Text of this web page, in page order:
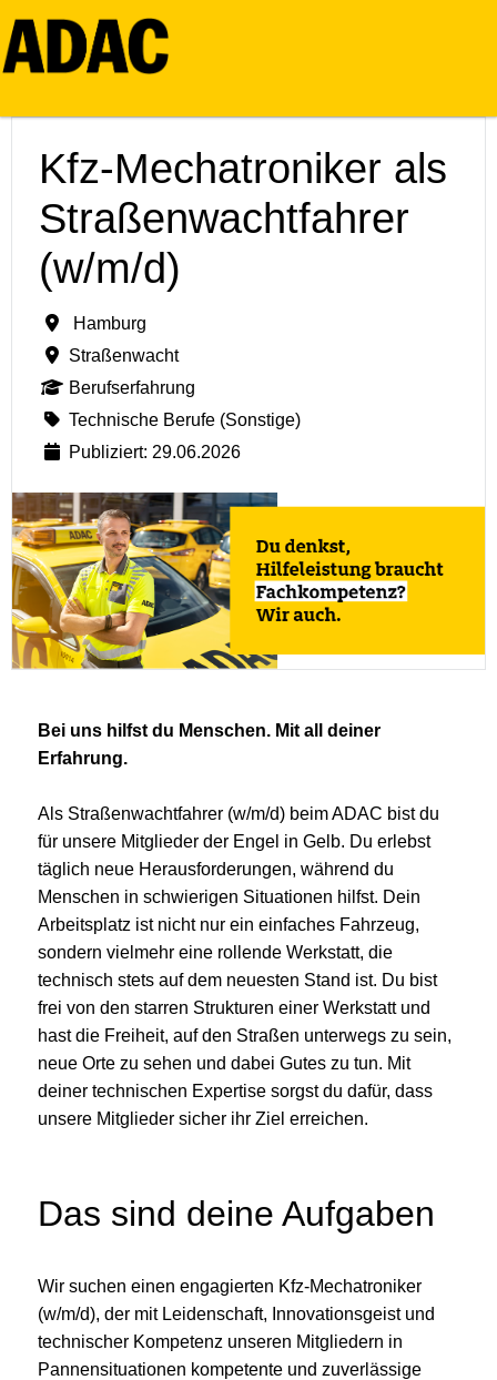
Kfz-Mechatroniker als
Straßenwachtfahrer
(w/m/d)
Hamburg
Straßenwacht
Berufserfahrung
Technische Berufe (Sonstige)
Publiziert: 29.06.2026
Bei uns hilfst du Menschen. Mit all deiner
Erfahrung.
Als Straßenwachtfahrer (w/m/d) beim ADAC bist du
für unsere Mitglieder der Engel in Gelb. Du erlebst
täglich neue Herausforderungen, während du
Menschen in schwierigen Situationen hilfst. Dein
Arbeitsplatz ist nicht nur ein einfaches Fahrzeug,
sondern vielmehr eine rollende Werkstatt, die
technisch stets auf dem neuesten Stand ist. Du bist
frei von den starren Strukturen einer Werkstatt und
hast die Freiheit, auf den Straßen unterwegs zu sein,
neue Orte zu sehen und dabei Gutes zu tun. Mit
deiner technischen Expertise sorgst du dafür, dass
unsere Mitglieder sicher ihr Ziel erreichen.
Das sind deine Aufgaben
Wir suchen einen engagierten Kfz-Mechatroniker
(w/m/d), der mit Leidenschaft, Innovationsgeist und
technischer Kompetenz unseren Mitgliedern in
Pannensituationen kompetente und zuverlässige